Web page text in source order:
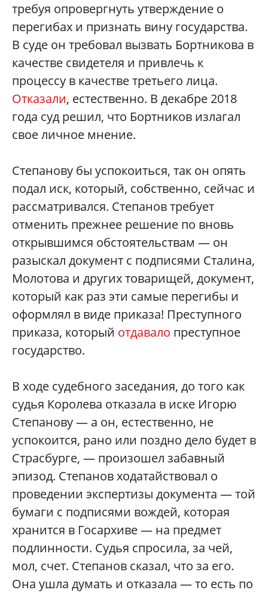
требуя опровергнуть утверждение о
перегибах и признать вину государства.
В суде он требовал вызвать Бортникова в
качестве свидетеля и привлечь к
процессу в качестве третьего лица.
Отказали, естественно. В декабре 2018
года суд решил, что Бортников излагал
свое личное мнение.
Степанову бы успокоиться, так он опять
подал иск, который, собственно, сейчас и
рассматривался. Степанов требует
отменить прежнее решение по вновь
открывшимся обстоятельствам — он
разыскал документ с подписями Сталина,
Молотова и других товарищей, документ,
который как раз эти самые перегибы и
оформлял в виде приказа! Преступного
приказа, который отдавало преступное
государство.
В ходе судебного заседания, до того как
судья Королева отказала в иске Игорю
Степанову — а он, естественно, не
успокоится, рано или поздно дело будет в
Страсбурге, — произошел забавный
эпизод. Степанов ходатайствовал о
проведении экспертизы документа — той
бумаги с подписями вождей, которая
хранится в Госархиве — на предмет
подлинности. Судья спросила, за чей,
мол, счет. Степанов сказал, что за его.
Она ушла думать и отказала — то есть по